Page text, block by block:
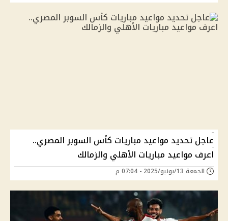
عاجل تحديد مواعيد مباريات كأس السوبر المصري..
اعرف مواعيد مباريات الأهلي والزمالك
الجمعة 13/يونيو/2025 - 07:04 م